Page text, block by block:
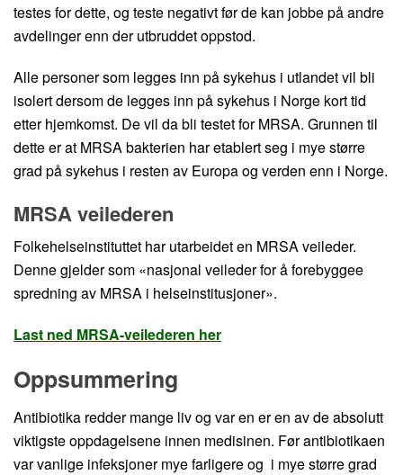
testes for dette, og teste negativt før de kan jobbe på andre
avdelinger enn der utbruddet oppstod.
Alle personer som legges inn på sykehus i utlandet vil bli
isolert dersom de legges inn på sykehus i Norge kort tid
etter hjemkomst. De vil da bli testet for MRSA. Grunnen til
dette er at MRSA bakterien har etablert seg i mye større
grad på sykehus i resten av Europa og verden enn i Norge.
MRSA veilederen
Folkehelseinstituttet har utarbeidet en MRSA veileder.
Denne gjelder som «nasjonal veileder for å forebyggee
spredning av MRSA i helseinstitusjoner».
Last ned MRSA-veilederen her
Oppsummering
Antibiotika redder mange liv og var en er en av de absolutt
viktigste oppdagelsene innen medisinen. Før antibiotikaen
var vanlige infeksjoner mye farligere og i mye større grad